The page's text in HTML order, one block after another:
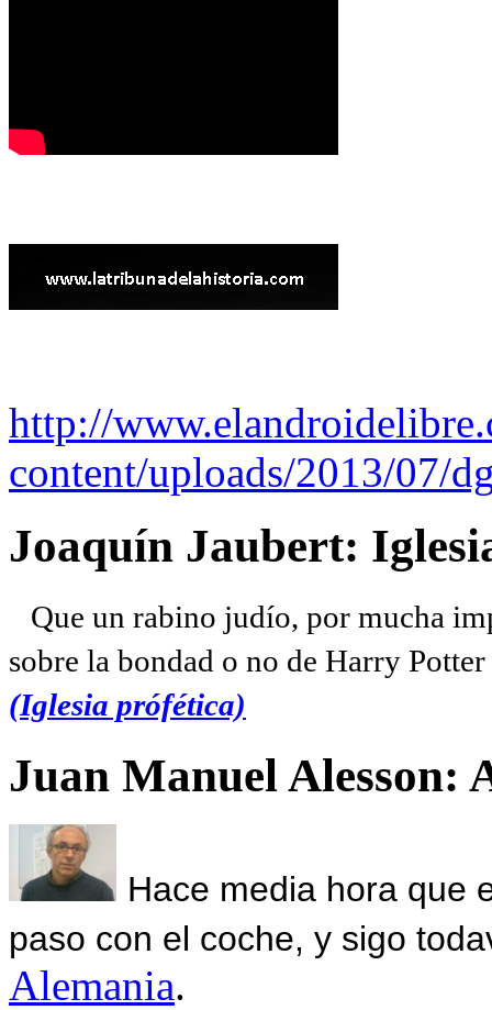
http://
content/uploads/2013/07/
Joaquín Jaubert:
Que un rabino judío, por mucha
sobre la bondad o no de Harry
(Iglesia prófética)
Juan Manuel Alesson:
Hace media hora que
paso con el coche, y sigo
Alemania.